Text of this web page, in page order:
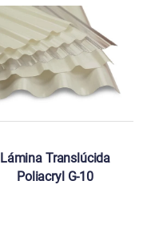
Lámina Translúcida
Poliacryl G-10